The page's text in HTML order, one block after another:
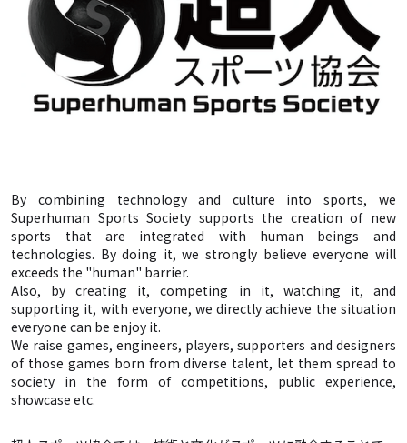
By combining technology and culture into sports, we
Superhuman Sports Society supports the creation of new
sports that are integrated with human beings and
technologies. By doing it, we strongly believe everyone will
exceeds the "human" barrier.
Also, by creating it, competing in it, watching it, and
supporting it, with everyone, we directly achieve the situation
everyone can be enjoy it.
We raise games, engineers, players, supporters and designers
of those games born from diverse talent, let them spread to
society in the form of competitions, public experience,
showcase etc.